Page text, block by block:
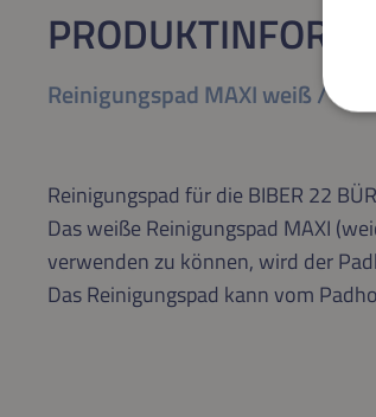
Reinigungspad MAXI weiß / weich
Reinigungspad für die BIBER 22
Das weiße Reinigungspad MAXI
verwenden zu können, wird der
Das Reinigungspad kann vom